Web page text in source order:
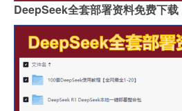
DeepSeek全套部署资料免费下载